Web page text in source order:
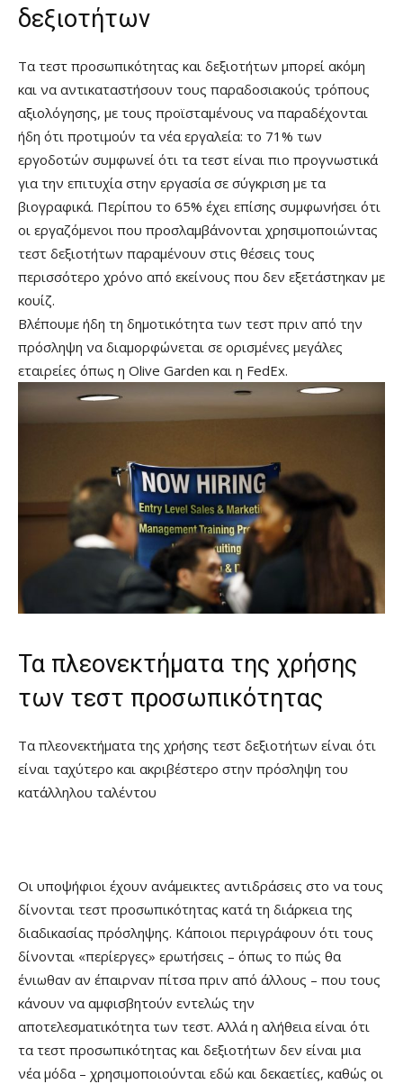
δεξιοτήτων
Τα τεστ προσωπικότητας και δεξιοτήτων μπορεί ακόμη
και να αντικαταστήσουν τους παραδοσιακούς τρόπους
αξιολόγησης, με τους προϊσταμένους να παραδέχονται
ήδη ότι προτιμούν τα νέα εργαλεία: το 71% των
εργοδοτών συμφωνεί ότι τα τεστ είναι πιο προγνωστικά
για την επιτυχία στην εργασία σε σύγκριση με τα
βιογραφικά. Περίπου το 65% έχει επίσης συμφωνήσει ότι
οι εργαζόμενοι που προσλαμβάνονται χρησιμοποιώντας
τεστ δεξιοτήτων παραμένουν στις θέσεις τους
περισσότερο χρόνο από εκείνους που δεν εξετάστηκαν με
κουίζ.
Βλέπουμε ήδη τη δημοτικότητα των τεστ πριν από την
πρόσληψη να διαμορφώνεται σε ορισμένες μεγάλες
εταιρείες όπως η Olive Garden και η FedEx.
Τα πλεονεκτήματα της χρήσης
των τεστ προσωπικότητας
Τα πλεονεκτήματα της χρήσης τεστ δεξιοτήτων είναι ότι
είναι ταχύτερο και ακριβέστερο στην πρόσληψη του
κατάλληλου ταλέντου
Οι υποψήφιοι έχουν ανάμεικτες αντιδράσεις στο να τους
δίνονται τεστ προσωπικότητας κατά τη διάρκεια της
διαδικασίας πρόσληψης. Κάποιοι περιγράφουν ότι τους
δίνονται «περίεργες» ερωτήσεις – όπως το πώς θα
ένιωθαν αν έπαιρναν πίτσα πριν από άλλους – που τους
κάνουν να αμφισβητούν εντελώς την
αποτελεσματικότητα των τεστ. Αλλά η αλήθεια είναι ότι
τα τεστ προσωπικότητας και δεξιοτήτων δεν είναι μια
νέα μόδα – χρησιμοποιούνται εδώ και δεκαετίες, καθώς οι